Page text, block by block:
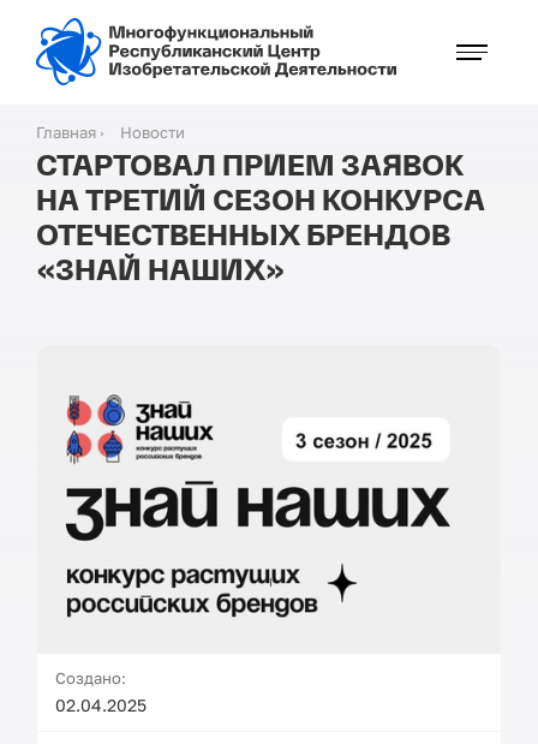
основному
содержанию
Строка
навигации
Главная Новости
СТАРТОВАЛ ПРИЕМ ЗАЯВОК
НА ТРЕТИЙ СЕЗОН КОНКУРСА
ОТЕЧЕСТВЕННЫХ БРЕНДОВ
«ЗНАЙ НАШИХ»
Создано:
02.04.2025